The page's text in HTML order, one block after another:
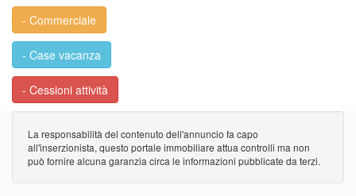
- Commerciale
- Case vacanza
- Cessioni attività
La responsabilità del contenuto dell'annuncio fa capo
all'inserzionista, questo portale immobiliare attua controlli ma non
può fornire alcuna garanzia circa le informazioni pubblicate da terzi.